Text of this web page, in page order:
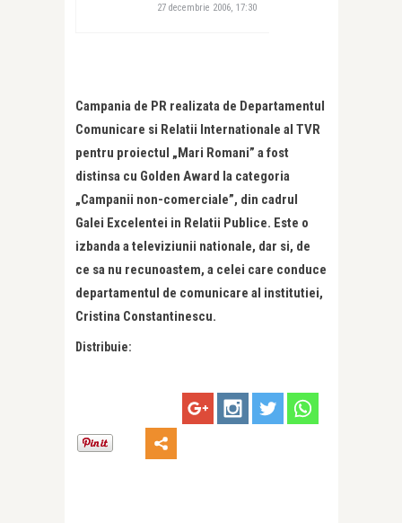
27 decembrie 2006, 17:30
Campania de PR realizata de Departamentul
Comunicare si Relatii Internationale al TVR
pentru proiectul „Mari Romani” a fost
distinsa cu Golden Award la categoria
„Campanii non-comerciale”, din cadrul
Galei Excelentei in Relatii Publice. Este o
izbanda a televiziunii nationale, dar si, de
ce sa nu recunoastem, a celei care conduce
departamentul de comunicare al institutiei,
Cristina Constantinescu.
Distribuie: